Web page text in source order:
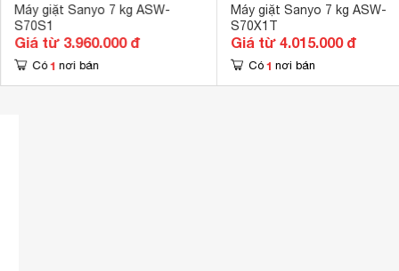
Máy giặt Sanyo 7 kg ASW-
S70S1
Giá từ 3.960.000 đ
Có 1 nơi bán
Máy giặt Sanyo 7 kg ASW-
S70X1T
Giá từ 4.015.000 đ
Có 1 nơi bán